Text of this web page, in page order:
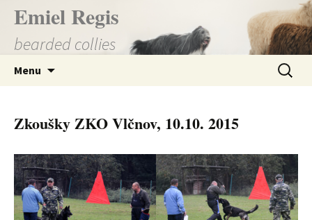
Přejít
obsahu
Emiel Regis
bearded collies
Menu
Zkoušky ZKO Vlčnov, 10.10. 2015